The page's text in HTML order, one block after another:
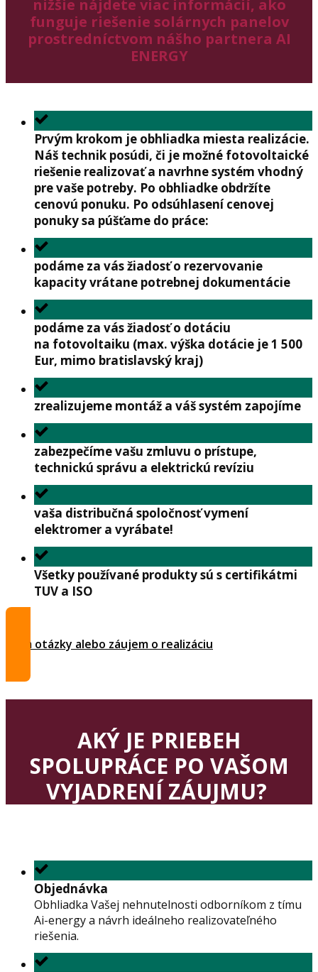
nižšie nájdete viac informácií, ako
funguje riešenie solárnych panelov
prostredníctvom nášho partnera AI
ENERGY
Prvým krokom je obhliadka miesta realizácie.
Náš technik posúdi, či je možné fotovoltaické
riešenie realizovať a navrhne systém vhodný
pre vaše potreby. Po obhliadke obdržíte
cenovú ponuku. Po odsúhlasení cenovej
ponuky sa púšťame do práce:
podáme za vás žiadosť o rezervovanie
kapacity vrátane potrebnej dokumentácie
podáme za vás žiadosť o dotáciu
na fotovoltaiku (max. výška dotácie je 1 500
Eur, mimo bratislavský kraj)
zrealizujeme montáž a váš systém zapojíme
zabezpečíme vašu zmluvu o prístupe,
technickú správu a elektrickú revíziu
vaša distribučná spoločnosť vymení
elektromer a vyrábate!
Všetky používané produkty sú s certifikátmi
TUV a ISO
Mám otázky alebo záujem o realizáciu
AKÝ JE PRIEBEH
SPOLUPRÁCE PO VAŠOM
VYJADRENÍ ZÁUJMU?
Objednávka
Obhliadka Vašej nehnutelnosti odborníkom z tímu
Ai-energy a návrh ideálneho realizovateľného
riešenia.